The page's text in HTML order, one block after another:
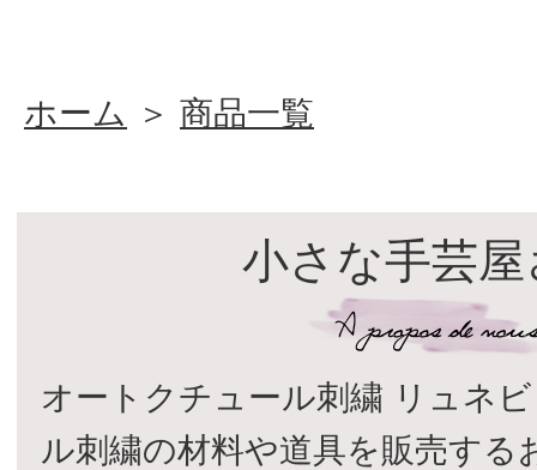
ホーム ＞ 商品一覧
小さな手芸
オートクチュール刺繍 リュネビ
ル刺繍の材料や道具を販売する